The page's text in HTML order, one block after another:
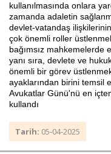
kullanılmasında onlara
zamanda adaletin
devlet-vatandaş
çok önemli roller
bağımsız mahkemelerde
yanı sıra, devlete ve
önemli bir görev
ayaklarından birini temsil
Avukatlar Günü'nü en
kullandı
Tarih: 05-04-2025